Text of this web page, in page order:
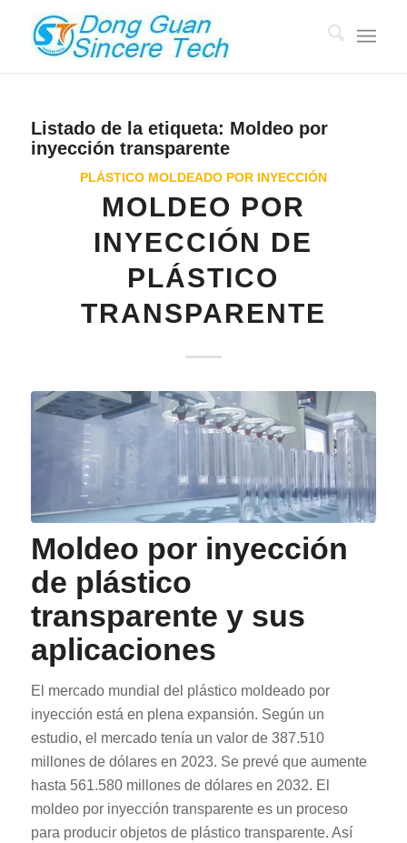
Listado de la etiqueta: Moldeo por
inyección transparente
PLÁSTICO MOLDEADO POR INYECCIÓN
MOLDEO POR
INYECCIÓN DE
PLÁSTICO
TRANSPARENTE
Moldeo por inyección
de plástico
transparente y sus
aplicaciones
El mercado mundial del plástico moldeado por
inyección está en plena expansión. Según un
estudio, el mercado tenía un valor de 387.510
millones de dólares en 2023. Se prevé que aumente
hasta 561.580 millones de dólares en 2032. El
moldeo por inyección transparente es un proceso
para producir objetos de plástico transparente. Así